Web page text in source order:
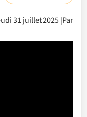
31 juillet 2025 |Par